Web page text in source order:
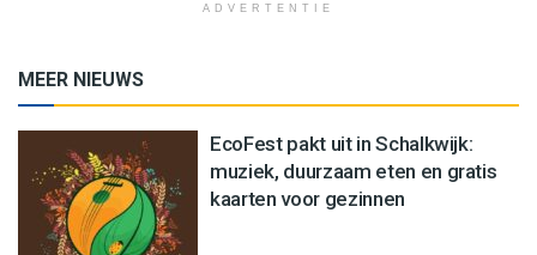
ADVERTENTIE
MEER NIEUWS
EcoFest pakt uit in Schalkwijk:
muziek, duurzaam eten en gratis
kaarten voor gezinnen